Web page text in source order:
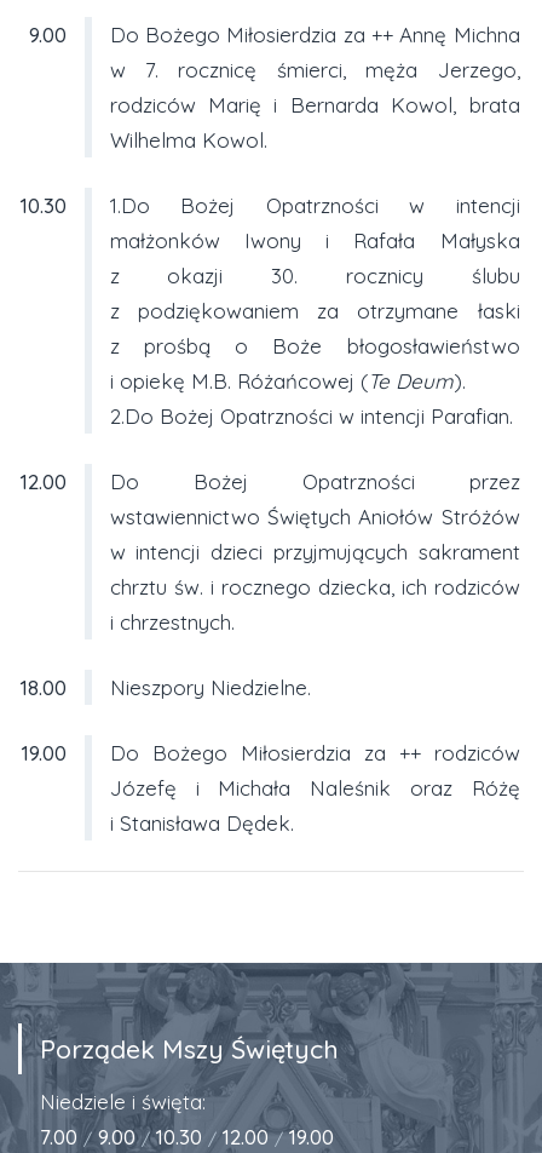
9.00
Do Bożego Miłosierdzia za ++ Annę Michna
w 7. rocznicę śmierci, męża Jerzego,
rodziców Marię i Bernarda Kowol, brata
Wilhelma Kowol.
10.30
1.Do Bożej Opatrzności w intencji
małżonków Iwony i Rafała Małyska
z okazji 30. rocznicy ślubu
z podziękowaniem za otrzymane łaski
z prośbą o Boże błogosławieństwo
i opiekę M.B. Różańcowej (Te Deum).
2.Do Bożej Opatrzności w intencji Parafian.
12.00
Do Bożej Opatrzności przez
wstawiennictwo Świętych Aniołów Stróżów
w intencji dzieci przyjmujących sakrament
chrztu św. i rocznego dziecka, ich rodziców
i chrzestnych.
18.00 Nieszpory Niedzielne.
19.00
Do Bożego Miłosierdzia za ++ rodziców
Józefę i Michała Naleśnik oraz Różę
i Stanisława Dędek.
Porządek Mszy Świętych
Niedziele i święta:
7.00 / 9.00 / 10.30 / 12.00 / 19.00